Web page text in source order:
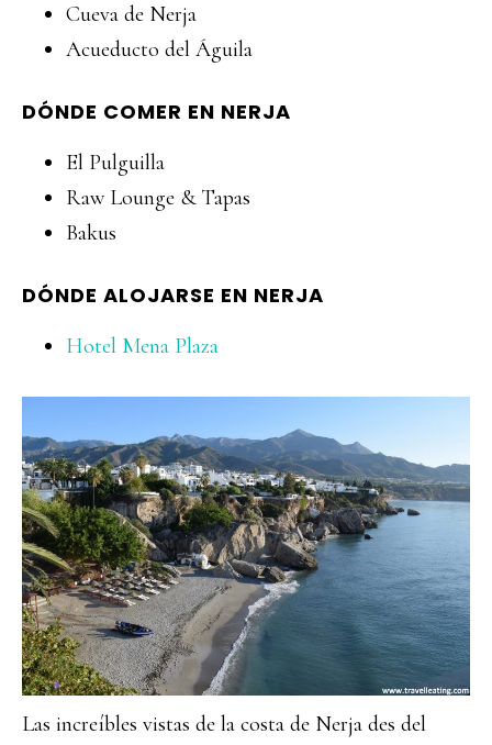
Cueva de Nerja
Acueducto del Águila
DÓNDE COMER EN NERJA
El Pulguilla
Raw Lounge & Tapas
Bakus
DÓNDE ALOJARSE EN NERJA
Hotel Mena Plaza
Las increíbles vistas de la costa de Nerja des del